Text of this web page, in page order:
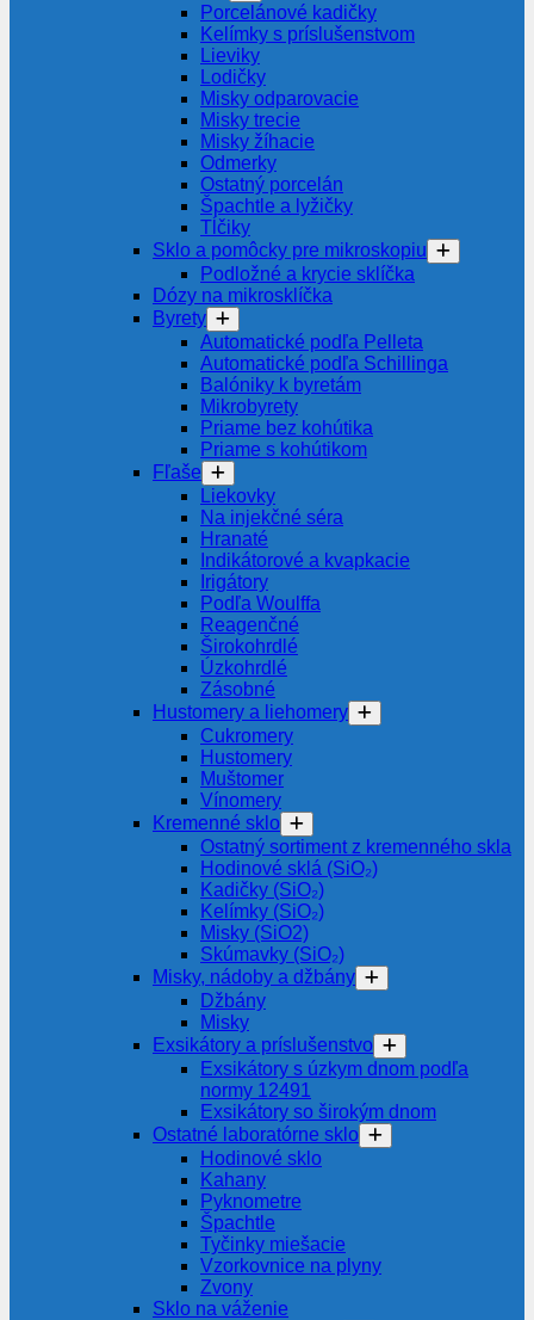
Porcelánové kadičky
Kelímky s príslušenstvom
Lieviky
Lodičky
Misky odparovacie
Misky trecie
Misky žíhacie
Odmerky
Ostatný porcelán
Špachtle a lyžičky
Tĺčiky
Sklo a pomôcky pre mikroskopiu
Podložné a krycie sklíčka
Dózy na mikrosklíčka
Byrety
Automatické podľa Pelleta
Automatické podľa Schillinga
Balóniky k byretám
Mikrobyrety
Priame bez kohútika
Priame s kohútikom
Fľaše
Liekovky
Na injekčné séra
Hranaté
Indikátorové a kvapkacie
Irigátory
Podľa Woulffa
Reagenčné
Širokohrdlé
Úzkohrdlé
Zásobné
Hustomery a liehomery
Cukromery
Hustomery
Muštomer
Vínomery
Kremenné sklo
Ostatný sortiment z kremenného skla
Hodinové sklá (SiO₂)
Kadičky (SiO₂)
Kelímky (SiO₂)
Misky (SiO2)
Skúmavky (SiO₂)
Misky, nádoby a džbány
Džbány
Misky
Exsikátory a príslušenstvo
Exsikátory s úzkym dnom podľa
normy 12491
Exsikátory so širokým dnom
Ostatné laboratórne sklo
Hodinové sklo
Kahany
Pyknometre
Špachtle
Tyčinky miešacie
Vzorkovnice na plyny
Zvony
Sklo na váženie